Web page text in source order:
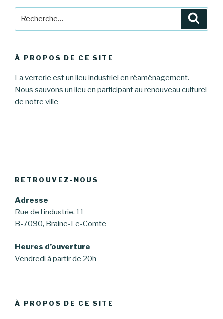
À PROPOS DE CE SITE
La verrerie est un lieu industriel en réaménagement.
Nous sauvons un lieu en participant au renouveau culturel
de notre ville
RETROUVEZ-NOUS
Adresse
Rue de l industrie, 11
B-7090, Braine-Le-Comte
Heures d’ouverture
Vendredi à partir de 20h
À PROPOS DE CE SITE